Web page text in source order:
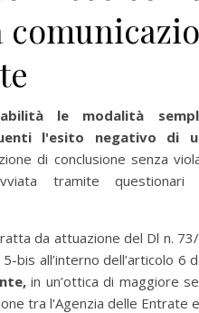
le modalità
l'esito negativo di
di conclusione senza
tramite
da attuazione del Dl n.
bis all’interno dell’articolo 6
in un’ottica di maggiore
tra l'Agenzia delle Entrate